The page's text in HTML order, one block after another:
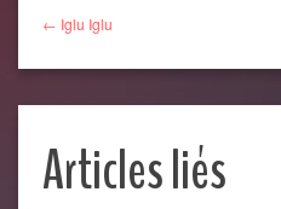
← Iglu Iglu
Articles liés